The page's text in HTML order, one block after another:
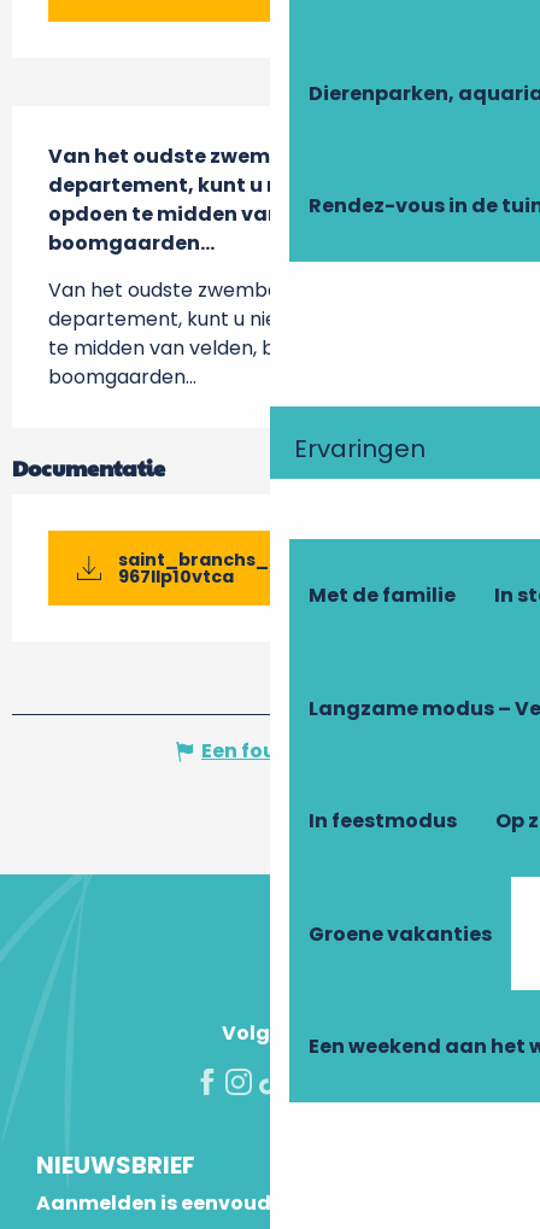
Dierenparken,
Rendez-vous in de
Ervaringen
Met de familie In
Langzame modus –
In feestmodus Op
Groene vakanties
Een weekend aan het
Van het oudste zwembad van het
departement, kunt u nieuwe energie
opdoen te midden van velden, bossen en
boomgaarden...
Van het oudste zwembad van het
departement, kunt u nieuwe energie opdoen
te midden van velden, bossen en
boomgaarden...
Documentatie
saint_branchs_bourdin-2025-impr-
967llp10vtca
Een fout melden
Volg ons!
NIEUWSBRIEF
Aanmelden is eenvoudig